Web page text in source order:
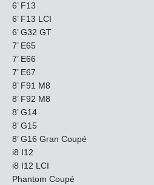
6’ F13
6’ F13 LCI
6’ G32 GT
7’ E65
7’ E66
7’ E67
8’ F91 M8
8’ F92 M8
8’ G14
8’ G15
8’ G16 Gran Coupé
i8 I12
i8 I12 LCI
Phantom Coupé